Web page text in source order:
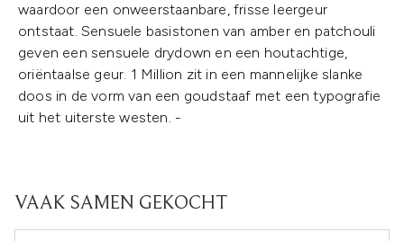
waardoor een onweerstaanbare, frisse leergeur
ontstaat. Sensuele basistonen van amber en patchouli
geven een sensuele drydown en een houtachtige,
oriëntaalse geur. 1 Million zit in een mannelijke slanke
doos in de vorm van een goudstaaf met een typografie
uit het uiterste westen. -
VAAK SAMEN GEKOCHT